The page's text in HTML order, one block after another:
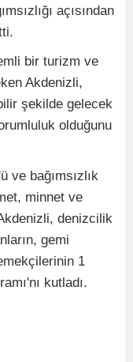
açısından
bir turizm ve
Akdenizli,
şekilde gelecek
olduğunu
ve bağımsızlık
minnet ve
denizcilik
gemi
1
kutladı.